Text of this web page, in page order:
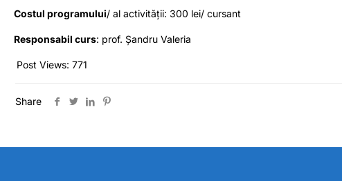
Costul programului/ al activității: 300 lei/ cursant
Responsabil curs: prof. Șandru Valeria
Post Views: 771
Share